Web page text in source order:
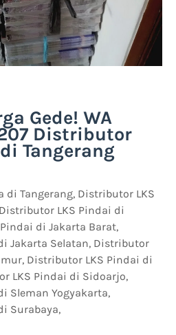
Gede! WA
Distributor
Tangerang
di Tangerang, Distributor LKS
LKS Pindai di
di Jakarta Barat,
Jakarta Selatan, Distributor
Distributor LKS Pindai di
LKS Pindai di Sidoarjo,
Sleman Yogyakarta,
Surabaya,